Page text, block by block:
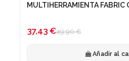
¡En oferta!
MULTIHERRAMIENTA FABRIC
37,43 €49,90 €
Añadir al